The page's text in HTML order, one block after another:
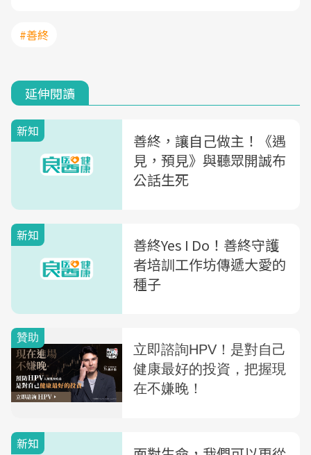
#善終
延伸閱讀
新知
善終，讓自己做主！《遇
見，預見》與聽眾開誠布
公話生死
新知
善終Yes I Do！善終守護
者培訓工作坊傳遞大愛的
種子
新知